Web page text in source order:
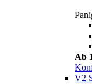
Ab
V2